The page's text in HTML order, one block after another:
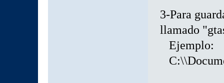
3-Para
llamado